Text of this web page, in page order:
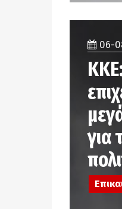
06-
για